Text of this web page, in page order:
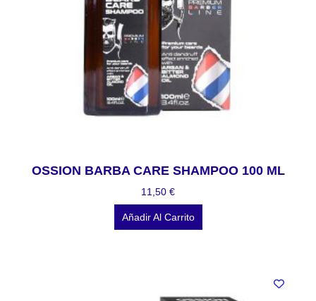
OSSION BARBA CARE SHAMPOO 100 ML
11,50 €
Añadir Al Carrito